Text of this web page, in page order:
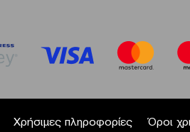
Χρήσιμες πληροφορίες Όροι